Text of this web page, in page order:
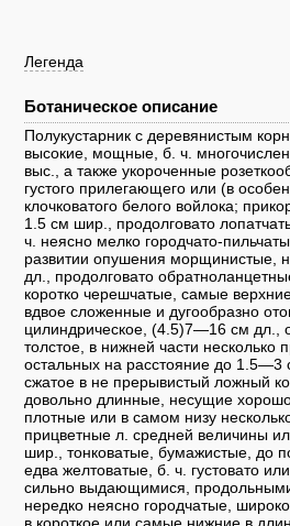
Легенда
Ботаническое описание
Полукустарник с деревянистым
высокие, мощные, б. ч.
выс., а также укороченные
густого прилегающего или (в
клочковатого белого войлока;
1.5 см шир., продолговато
ч. неясно мелко городчато-
развитии опушения морщинистые,
дл., продолговато
коротко черешчатые, самые
вдвое сложенные и дугообразно
цилиндрическое, (4.5)7—16 см дл.,
толстое, в нижней части несколько
остальных на расстояние до
сжатое в не прерывистый ложный
довольно длинные, несущие
плотные или в самом низу
прицветные л. средней величины
шир., тонковатые, бумажистые, до
едва желтоватые, б. ч. густовато
сильно выдающимися,
нередко неясно городчатые,